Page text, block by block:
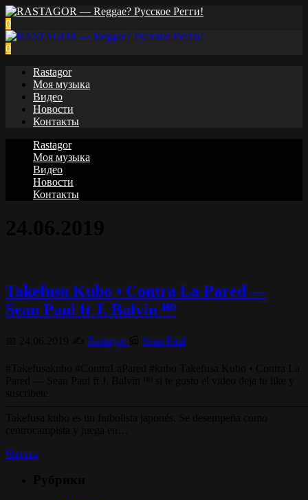
0
0
Rastagor
Моя музыка
Видео
Новости
Контакты
Rastagor
Моя музыка
Видео
Новости
Контакты
Takefusa Kubo • Contra La Pared —
Sean Paul ft J. Balvin ᴴᴰ
Rastagor Sean Paul
Читать